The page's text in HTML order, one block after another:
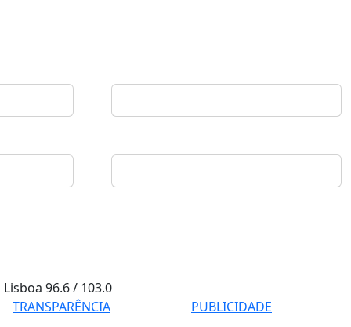
Lisboa96.6 / 103.0
TRANSPARÊNCIA
PUBLICIDADE